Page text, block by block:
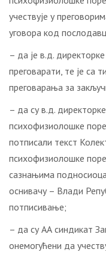
учествује у
уговора код
– да је в.д.
преговарати, те је са
преговарања за
– да су в.д.
психофизиолошке
потписали текст
психофизиолошке
сазнањима
оснивачу – Влади
потписивање;
– да су АА синдикат
онемогућени да